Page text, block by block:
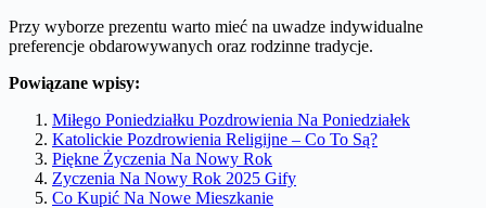
Przy wyborze prezentu warto mieć na uwadze indywidualne
preferencje obdarowywanych oraz rodzinne tradycje.
Powiązane wpisy:
Miłego Poniedziałku Pozdrowienia Na Poniedziałek
Katolickie Pozdrowienia Religijne – Co To Są?
Piękne Życzenia Na Nowy Rok
Zyczenia Na Nowy Rok 2025 Gify
Co Kupić Na Nowe Mieszkanie